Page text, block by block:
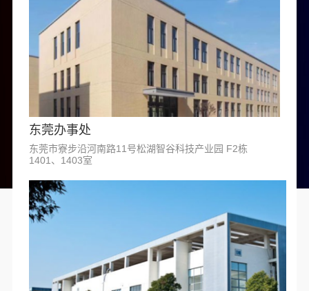
东莞办事处
东莞市寮步沿河南路11号松湖智谷科技产业园 F2栋
1401、1403室